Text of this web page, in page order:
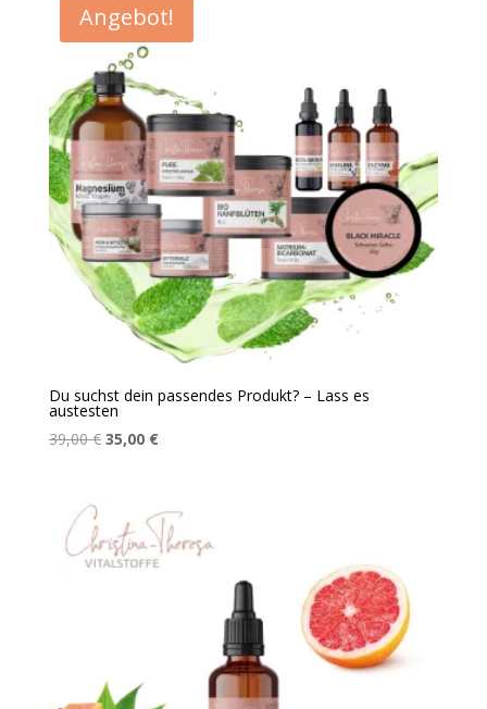
Angebot!
Du suchst dein passendes Produkt? – Lass es
austesten
39,00€ Ursprünglicher
39,00 €
35,00 €Aktueller
35,00 €.